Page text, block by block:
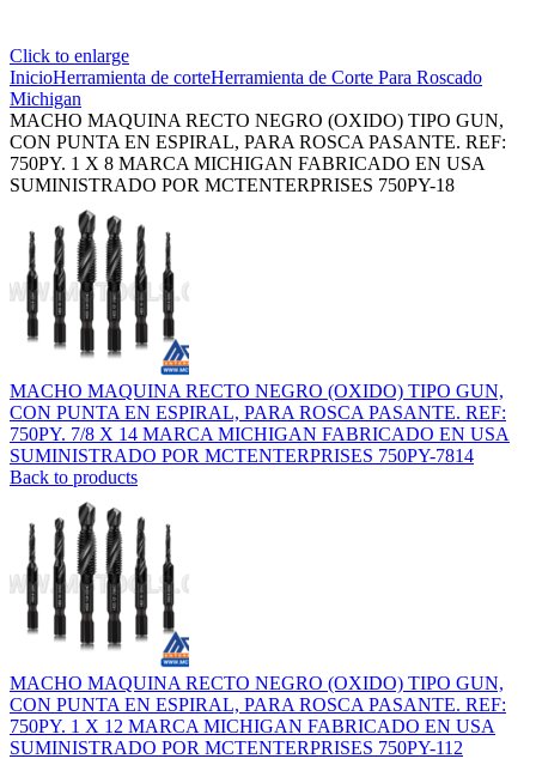
Click to enlarge
InicioHerramienta de corteHerramienta de Corte Para Roscado
Michigan
MACHO MAQUINA RECTO NEGRO (OXIDO) TIPO GUN,
CON PUNTA EN ESPIRAL, PARA ROSCA PASANTE. REF:
750PY. 1 X 8 MARCA MICHIGAN FABRICADO EN USA
SUMINISTRADO POR MCTENTERPRISES 750PY-18
MACHO MAQUINA RECTO NEGRO (OXIDO) TIPO GUN,
CON PUNTA EN ESPIRAL, PARA ROSCA PASANTE. REF:
750PY. 7/8 X 14 MARCA MICHIGAN FABRICADO EN USA
SUMINISTRADO POR MCTENTERPRISES 750PY-7814
Back to products
MACHO MAQUINA RECTO NEGRO (OXIDO) TIPO GUN,
CON PUNTA EN ESPIRAL, PARA ROSCA PASANTE. REF:
750PY. 1 X 12 MARCA MICHIGAN FABRICADO EN USA
SUMINISTRADO POR MCTENTERPRISES 750PY-112